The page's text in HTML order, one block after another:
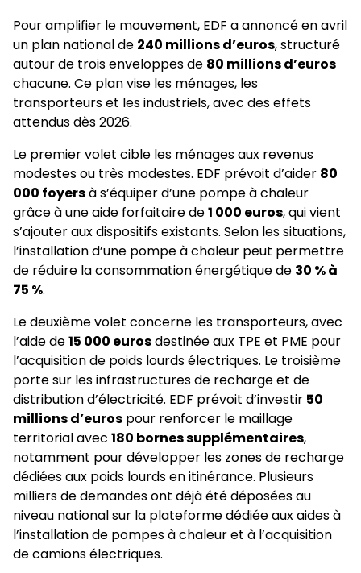
Pour amplifier le mouvement, EDF a annoncé en avril
un plan national de 240 millions d’euros, structuré
autour de trois enveloppes de 80 millions d’euros
chacune. Ce plan vise les ménages, les
transporteurs et les industriels, avec des effets
attendus dès 2026.
Le premier volet cible les ménages aux revenus
modestes ou très modestes. EDF prévoit d’aider 80
000 foyersà s’équiper d’une pompe à chaleur
grâce à une aide forfaitaire de1 000 euros, qui vient
s’ajouter aux dispositifs existants. Selon les situations,
l’installation d’une pompe à chaleur peut permettre
de réduire la consommation énergétique de 30 % à
75 %.
Le deuxième volet concerne les transporteurs, avec
l’aide de15 000 eurosdestinée aux TPE et PME pour
l’acquisition de poids lourds électriques. Le troisième
porte sur les infrastructures de recharge et de
distribution d’électricité. EDF prévoit d’investir 50
millions d’euros pour renforcer le maillage
territorial avec 180 bornes supplémentaires,
notamment pour développer les zones de recharge
dédiées aux poids lourds en itinérance. Plusieurs
milliers de demandes ont déjà été déposées au
niveau national sur la plateforme dédiée aux aides à
l’installation de pompes à chaleur et à l’acquisition
de camions électriques.